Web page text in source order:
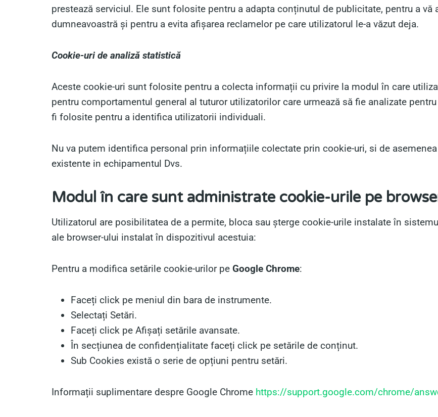
prestează serviciul. Ele sunt folosite pentru a adapta conținutul de publicitate, pentru a vă
dumneavoastră și pentru a evita afișarea reclamelor pe care utilizatorul le-a văzut deja.
Cookie-uri de analiză statistică
Aceste cookie-uri sunt folosite pentru a colecta informații cu privire la modul în care
pentru comportamentul general al tuturor utilizatorilor care urmează să fie analizate
fi folosite pentru a identifica utilizatorii individuali.
Nu va putem identifica personal prin informațiile colectate prin cookie-uri, si de
existente in echipamentul Dvs.
Modul în care sunt administrate cookie-urile pe
Utilizatorul are posibilitatea de a permite, bloca sau șterge cookie-urile instalate în
ale browser-ului instalat în dispozitivul acestuia:
Pentru a modifica setările cookie-urilor pe Google Chrome:
Faceți click pe meniul din bara de instrumente.
Selectați Setări.
Faceți click pe Afișați setările avansate.
În secțiunea de confidențialitate faceți click pe setările de conținut.
Sub Cookies există o serie de opțiuni pentru setări.
Informații suplimentare despre Google Chrome https://support.google.com/chrome/